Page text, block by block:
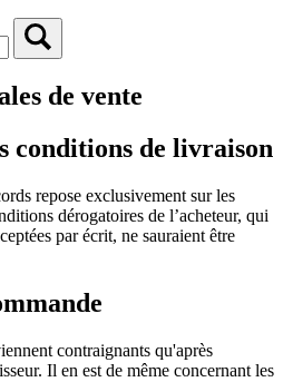
de vente
conditions de livraison
repose exclusivement sur les
dérogatoires de l’acheteur, qui
par écrit, ne sauraient être
contraignants qu'après
Il en est de même concernant les